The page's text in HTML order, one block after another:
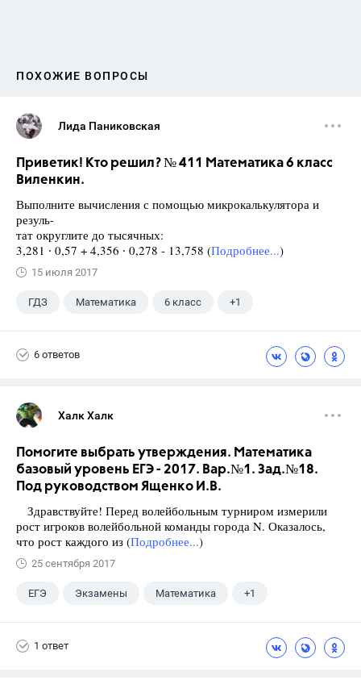
ПОХОЖИЕ ВОПРОСЫ
Лида Паниковская
Приветик! Кто решил? № 411 Математика 6 класс
Виленкин.
Выполните вычисления с помощью микрокалькулятора и
резуль-
тат округлите до тысячных:
3,281 ∙ 0,57 + 4,356 ∙ 0,278 - 13,758 (Подробнее...)
15 июля 2017
ГДЗ Математика 6 класс +1
6 ответов
Халк Халк
Помогите выбрать утверждения. Математика
базовый уровень ЕГЭ - 2017. Вар.№1. Зад.№18.
Под руководством Ященко И.В.
Здравствуйте! Перед волейбольным турниром измерили
рост игроков волейбольной команды города N. Оказалось,
что рост каждого из (Подробнее...)
25 сентября 2017
ЕГЭ Экзамены Математика +1
1 ответ